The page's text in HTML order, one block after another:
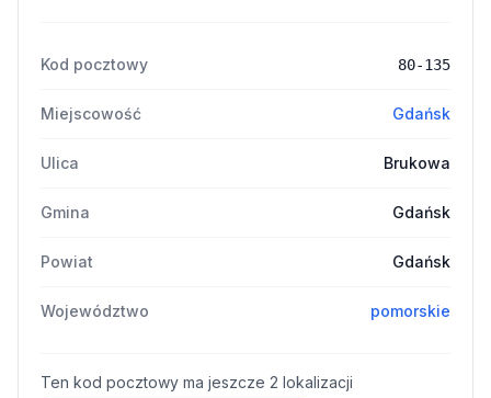
Kod pocztowy 80-135
Miejscowość Gdańsk
Ulica Brukowa
Gmina Gdańsk
Powiat Gdańsk
Województwo pomorskie
Ten kod pocztowy ma jeszcze 2 lokalizacji